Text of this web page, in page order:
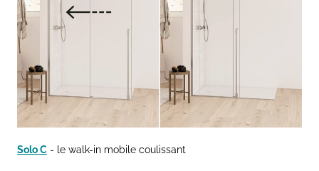
Solo C - le walk-in mobile coulissant